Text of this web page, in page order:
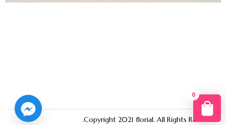
Copyright 2021 florial. All Rights Reserved.
0